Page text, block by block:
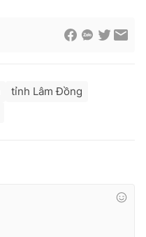
tỉnh Lâm Đồng